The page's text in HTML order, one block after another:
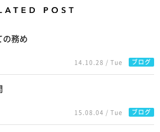
の務め
14.10.28 / Tue ブログ
15.08.04 / Tue ブログ